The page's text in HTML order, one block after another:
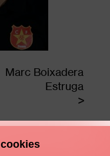
Marc Boixadera
Estruga